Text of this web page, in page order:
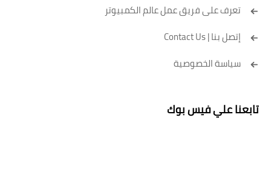
تعرف على فريق عمل عالم الكمبيوتر
إتصل بنا | Contact Us
سياسة الخصوصية
تابعنا علي فيس بوك